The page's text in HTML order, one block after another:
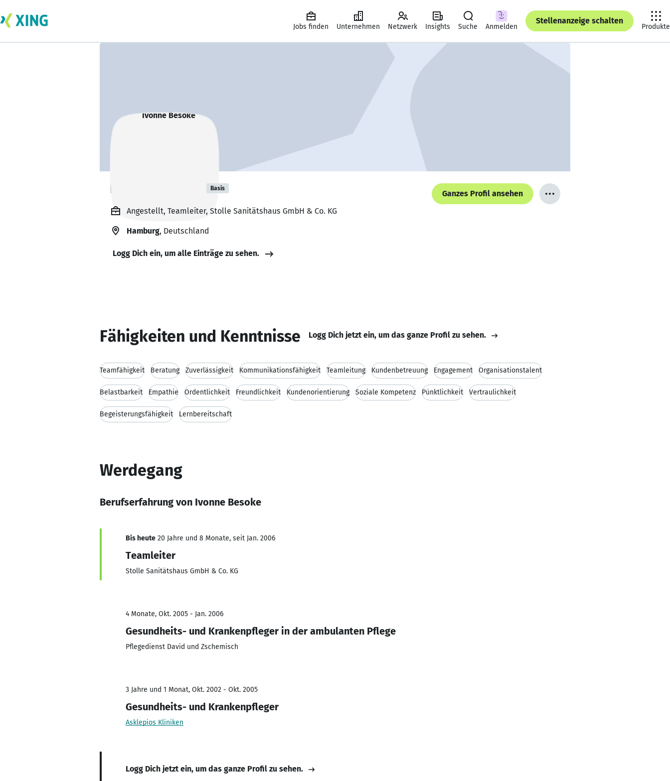
Jobs finden Unternehmen Netzwerk Insights Suche Anmelden
Stellenanzeige schalten
Produkte
Ivonne Besoke Basis
Ganzes Profil ansehen
Angestellt, Teamleiter, Stolle Sanitätshaus GmbH & Co. KG
Hamburg, Deutschland
Logg Dich ein, um alle Einträge zu sehen.
Fähigkeiten und Kenntnisse Logg Dich jetzt ein, um das ganze Profil zu sehen.
Teamfähigkeit Beratung Zuverlässigkeit Kommunikationsfähigkeit Teamleitung Kundenbetreuung Engagement Organisationstalent
Belastbarkeit Empathie Ordentlichkeit Freundlichkeit Kundenorientierung Soziale Kompetenz Pünktlichkeit Vertraulichkeit
Begeisterungsfähigkeit Lernbereitschaft
Werdegang
Berufserfahrung von Ivonne Besoke
Bis heute 20 Jahre und 8 Monate, seit Jan. 2006
Teamleiter
Stolle Sanitätshaus GmbH & Co. KG
4 Monate, Okt. 2005 - Jan. 2006
Gesundheits- und Krankenpfleger in der ambulanten Pflege
Pflegedienst David und Zschemisch
3 Jahre und 1 Monat, Okt. 2002 - Okt. 2005
Gesundheits- und Krankenpfleger
Asklepios Kliniken
Logg Dich jetzt ein, um das ganze Profil zu sehen.